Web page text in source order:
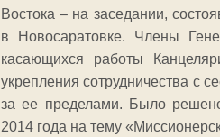
Востока – на заседании,
в Новосаратовке. Члены
касающихся работы
укрепления сотрудничества с
за ее пределами. Было
2014 года на тему